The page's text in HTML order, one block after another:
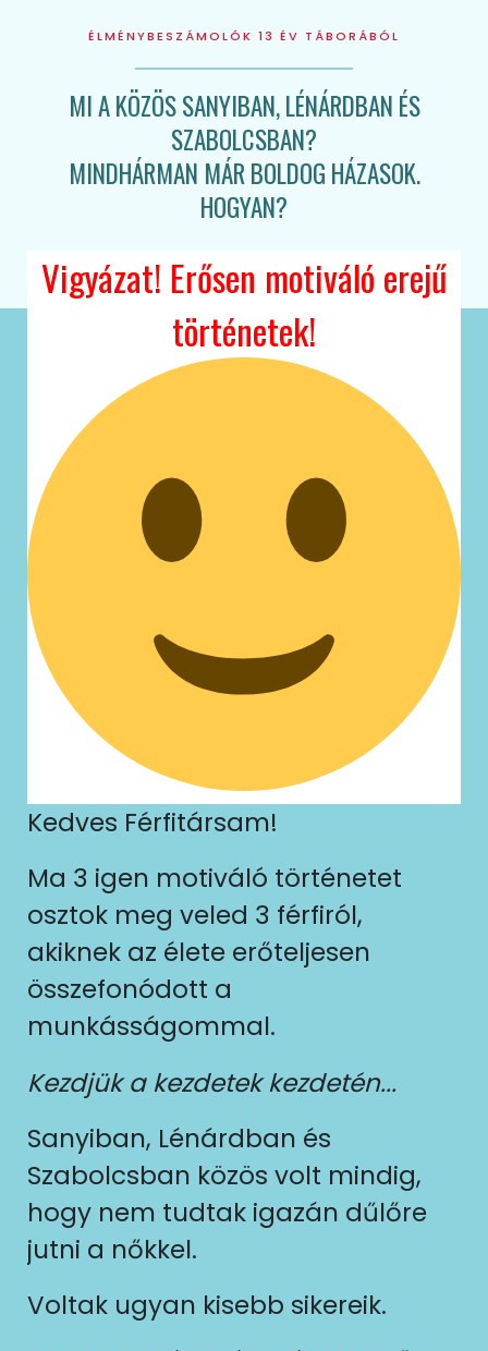
ÉLMÉNYBESZÁMOLÓK 13 ÉV TÁBORÁBÓL
MI A KÖZÖS SANYIBAN, LÉNÁRDBAN ÉS
SZABOLCSBAN?
MINDHÁRMAN MÁR BOLDOG HÁZASOK.
HOGYAN?
Vigyázat! Erősen motiváló erejű
történetek!
Kedves Férfitársam!
Ma 3 igen motiváló történetet
osztok meg veled 3 férfiról,
akiknek az élete erőteljesen
összefonódott a
munkásságommal.
Kezdjük a kezdetek kezdetén...
Sanyiban, Lénárdban és
Szabolcsban közös volt mindig,
hogy nem tudtak igazán dűlőre
jutni a nőkkel.
Voltak ugyan kisebb sikereik.